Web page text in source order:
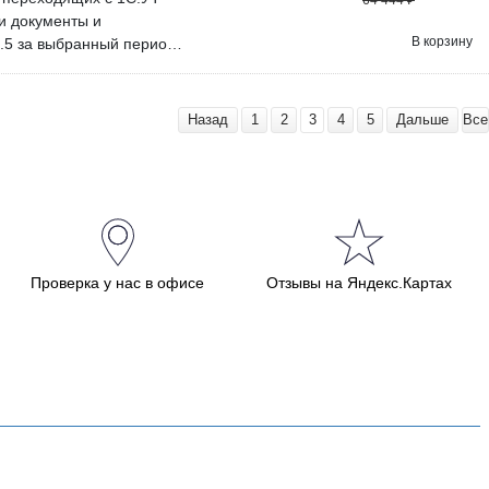
своём сервере.
нашего
документы и
за выбранный период.
В корзину
Назад 1 2 3 4 5 Дальше Все
Проверка у нас в офисе Отзывы на Яндекс.Картах